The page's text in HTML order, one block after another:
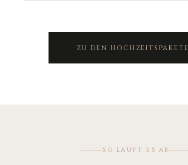
ZU DEN
SO LÄUFT ES AB